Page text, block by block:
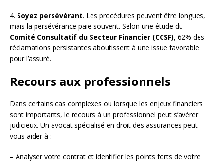
4. Soyez persévérant. Les procédures peuvent être longues,
mais la persévérance paie souvent. Selon une étude du
Comité Consultatif du Secteur Financier (CCSF), 62% des
réclamations persistantes aboutissent à une issue favorable
pour l’assuré.
Recours aux professionnels
Dans certains cas complexes ou lorsque les enjeux financiers
sont importants, le recours à un professionnel peut s’avérer
judicieux. Un avocat spécialisé en droit des assurances peut
vous aider à :
– Analyser votre contrat et identifier les points forts de votre